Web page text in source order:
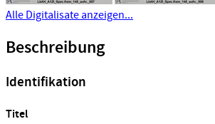
Alle Digitalisate anzeigen...
Beschreibung
Identifikation
Titel